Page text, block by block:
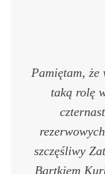
Pamiętam,
taką rolę
szczęśliwy
Bartkiem